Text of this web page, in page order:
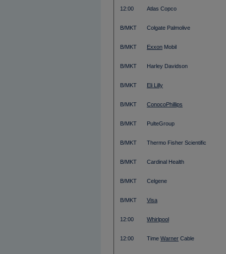
12:00 Atlas Copco
B/MKT Colgate Palmolive
B/MKT Exxon Mobil
B/MKT Harley Davidson
B/MKT Eli Lilly
B/MKT ConocoPhillips
B/MKT PulteGroup
B/MKT Thermo Fisher Scientific
B/MKT Cardinal Health
B/MKT Celgene
B/MKT Visa
12:00 Whirlpool
12:00 Time Warner Cable